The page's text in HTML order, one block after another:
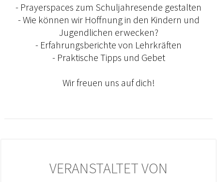
- Prayerspaces zum Schuljahresende gestalten
- Wie können wir Hoffnung in den Kindern und
Jugendlichen erwecken?
- Erfahrungsberichte von Lehrkräften
- Praktische Tipps und Gebet
Wir freuen uns auf dich!
VERANSTALTET VON